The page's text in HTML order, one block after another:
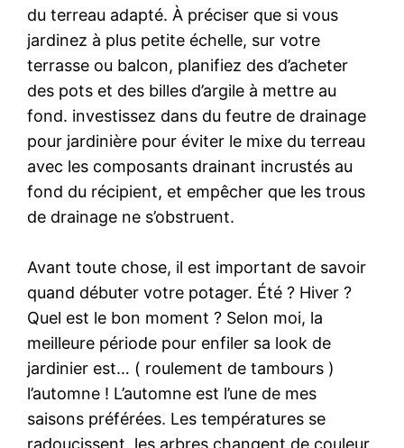
du terreau adapté. À préciser que si vous
jardinez à plus petite échelle, sur votre
terrasse ou balcon, planifiez des d’acheter
des pots et des billes d’argile à mettre au
fond. investissez dans du feutre de drainage
pour jardinière pour éviter le mixe du terreau
avec les composants drainant incrustés au
fond du récipient, et empêcher que les trous
de drainage ne s’obstruent.
Avant toute chose, il est important de savoir
quand débuter votre potager. Été ? Hiver ?
Quel est le bon moment ? Selon moi, la
meilleure période pour enfiler sa look de
jardinier est… ( roulement de tambours )
l’automne ! L’automne est l’une de mes
saisons préférées. Les températures se
radoucissent, les arbres changent de couleur,